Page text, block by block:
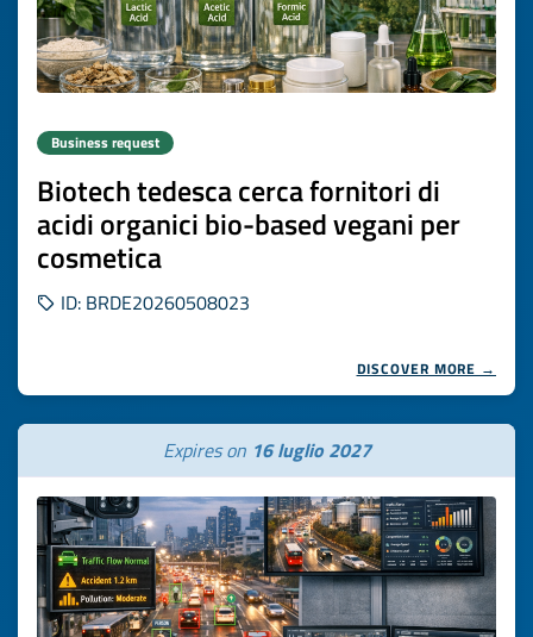
Business request
Biotech tedesca cerca fornitori di
acidi organici bio-based vegani per
cosmetica
ID: BRDE20260508023
DISCOVER MORE →
Expires on 16 luglio 2027